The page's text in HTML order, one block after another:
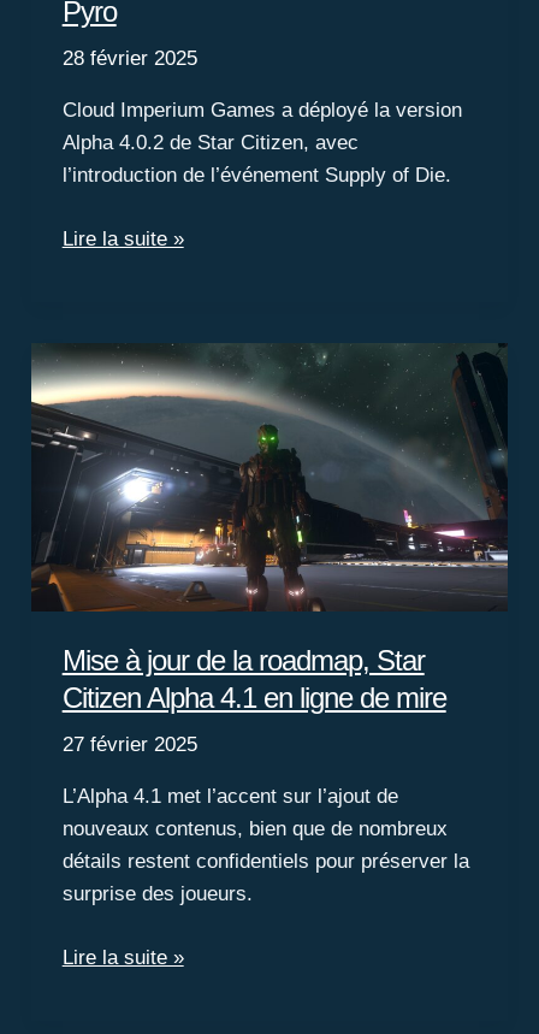
Pyro
28 février 2025
Cloud Imperium Games a déployé la version
Alpha 4.0.2 de Star Citizen, avec
l’introduction de l’événement Supply of Die.
Sortie
:
Destination
Pyro
Lire la suite »
Mise à jour de la roadmap, Star
Citizen Alpha 4.1 en ligne de mire
27 février 2025
L’Alpha 4.1 met l’accent sur l’ajout de
nouveaux contenus, bien que de nombreux
détails restent confidentiels pour préserver la
surprise des joueurs.
Mise
Lire la suite »